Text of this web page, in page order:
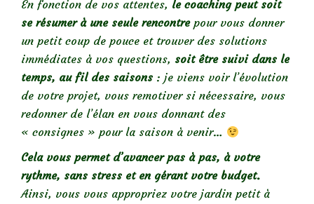
En fonction de vos attentes, le coaching peut soit
se résumer à une seule rencontrepour vous donner
un petit coup de pouce et trouver des solutions
immédiates à vos questions, soit être suivi dans le
temps, au fil des saisons : je viens voir l’évolution
de votre projet, vous remotiver si nécessaire, vous
redonner de l’élan en vous donnant des
« consignes » pour la saison à venir…
Cela vous permet d’avancer pas à pas, à votre
rythme, sans stress et en gérant votre budget.
Ainsi, vous vous appropriez votre jardin petit à